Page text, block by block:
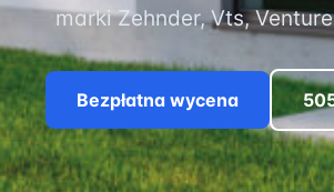
marki Zehnder, Vts,
Bezpłatna wycena